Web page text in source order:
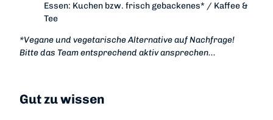
Essen: Kuchen bzw. frisch gebackenes* / Kaffee &
Tee
*Vegane und vegetarische Alternative auf Nachfrage!
Bitte das Team entsprechend aktiv ansprechen...
Gut zu wissen